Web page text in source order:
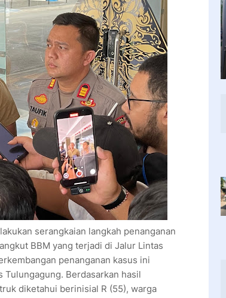
serangkaian langkah penanganan
BBM yang terjadi di Jalur Lintas
penanganan kasus ini
Berdasarkan hasil
diketahui berinisial R (55), warga